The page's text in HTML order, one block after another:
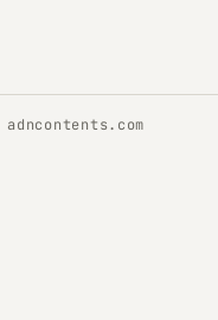
adncontents.com